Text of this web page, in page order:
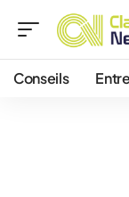
Conseils